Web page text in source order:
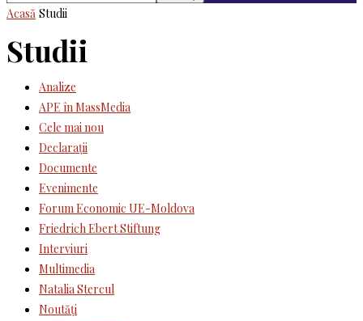
Acasă Studii
Studii
Analize
APE în MassMedia
Cele mai nou
Declaraţii
Documente
Evenimente
Forum Economic UE-Moldova
Friedrich Ebert Stiftung
Interviuri
Multimedia
Natalia Stercul
Noutăţi